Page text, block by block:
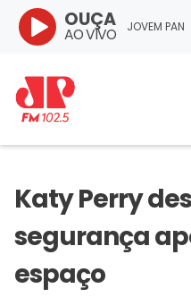
JOVEM PAN
OUÇA
AO VIVO
Katy Perry
segurança
espaço